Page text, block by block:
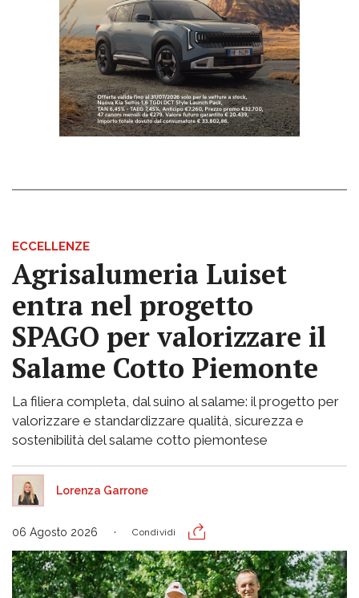
ECCELLENZE
Agrisalumeria Luiset
entra nel progetto
SPAGO per valorizzare il
Salame Cotto Piemonte
La filiera completa, dal suino al salame: il progetto per
valorizzare e standardizzare qualità, sicurezza e
sostenibilità del salame cotto piemontese
Lorenza Garrone
06 Agosto 2026 Condividi